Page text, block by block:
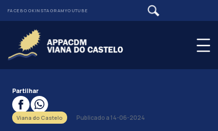
FACEBOOKINSTAGRAMYOUTUBE
Partilhar
Viana do Castelo Publicado a 14-06-2024